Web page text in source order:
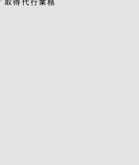
取得代行業務